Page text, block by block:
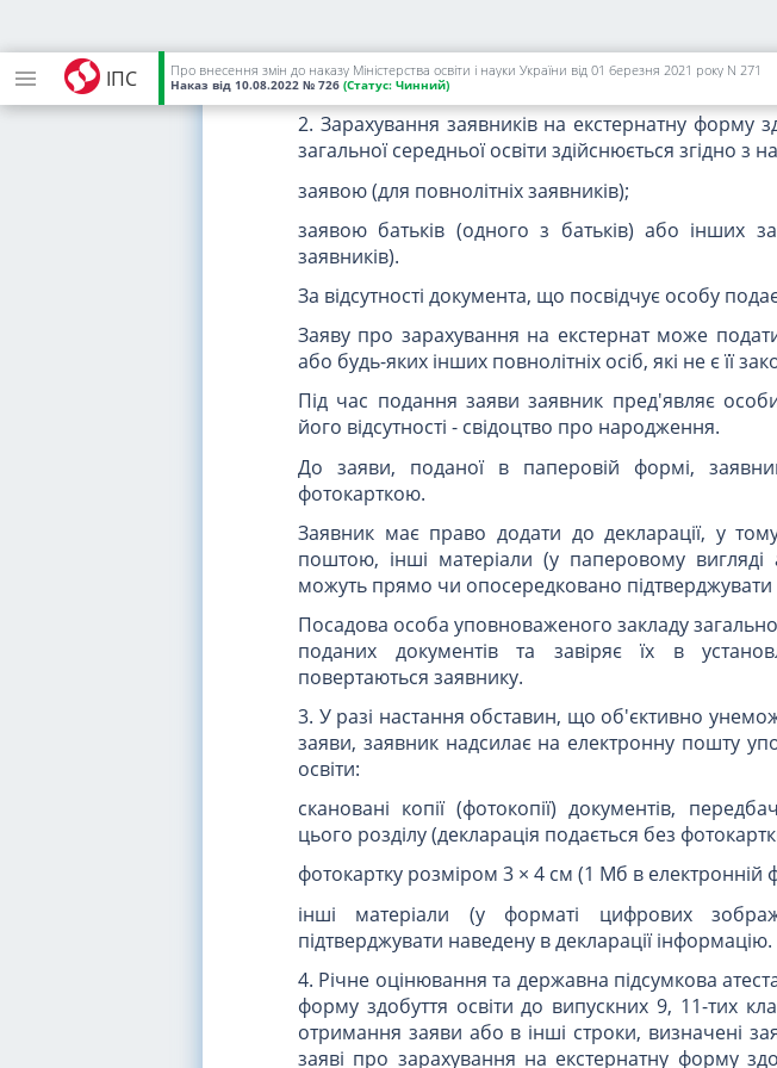
ІПС Про внесення змін до наказу Міністерства освіти і науки України від 01 березня 2021 року N 271
Наказ від 10.08.2022 № 726 (Статус: Чинний)
(крім випадків звільнення від державної
здобуття освіти в уповноважених закладах
2. Зарахування заявників на екстернатну форму
загальної середньої освіти здійснюється згідно з
заявою (для повнолітніх заявників);
заявою батьків (одного з батьків) або інших
заявників).
За відсутності документа, що посвідчує особу
Заяву про зарахування на екстернат може
або будь-яких інших повнолітніх осіб, які не є її
Під час подання заяви заявник пред'являє
його відсутності - свідоцтво про народження.
До заяви, поданої в паперовій формі,
фотокарткою.
Заявник має право додати до декларації, у
поштою, інші матеріали (у паперовому
можуть прямо чи опосередковано підтверджувати
Посадова особа уповноваженого закладу
поданих документів та завіряє їх в
повертаються заявнику.
3. У разі настання обставин, що об'єктивно
заяви, заявник надсилає на електронну пошту
освіти:
скановані копії (фотокопії) документів,
цього розділу (декларація подається без
фотокартку розміром 3 × 4 см (1 Мб в електронній
інші матеріали (у форматі цифрових
підтверджувати наведену в декларації інформацію.
4. Річне оцінювання та державна підсумкова
форму здобуття освіти до випускних 9, 11-тих
отримання заяви або в інші строки, визначені
заяві про зарахування на екстернатну форму